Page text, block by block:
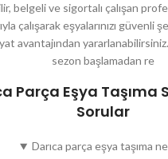
belgeli ve sigortalı çalışan
çalışarak eşyalarınızı güvenli
avantajından
sezon başlamadan re
Parça Eşya Taşıma
Sorular
Darıca parça eşya taşıma